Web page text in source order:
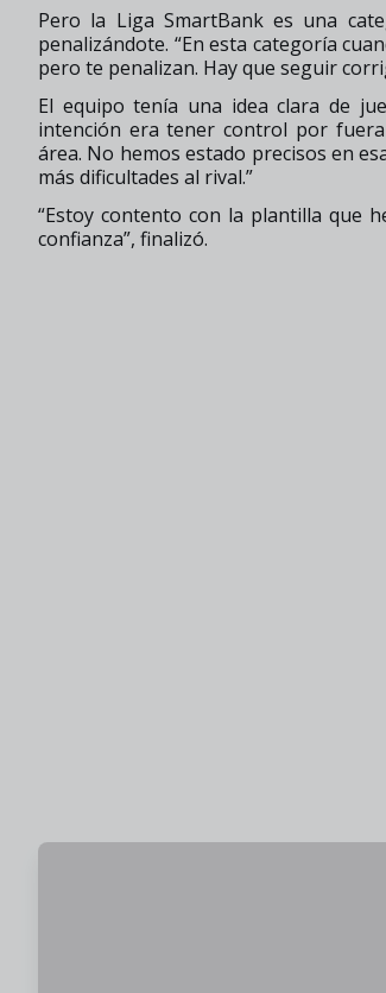
Pero la Liga SmartBank es una
penalizándote. “En esta categoría
pero te penalizan. Hay que seguir
El equipo tenía una idea clara de
intención era tener control por
área. No hemos estado precisos en
más dificultades al rival.”
“Estoy contento con la plantilla que
confianza”, finalizó.